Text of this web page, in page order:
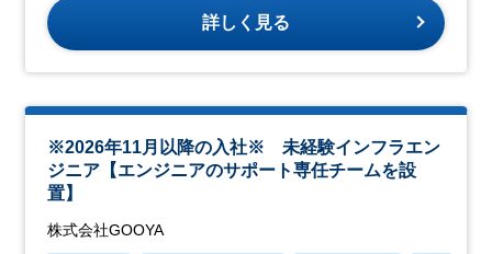
詳しく見る
※2026年11月以降の入社※ 未経験インフラエン
ジニア【エンジニアのサポート専任チームを設
置】
株式会社GOOYA